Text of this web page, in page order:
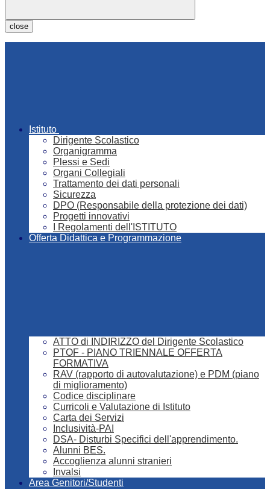
close
Istituto
Dirigente Scolastico
Organigramma
Plessi e Sedi
Organi Collegiali
Trattamento dei dati personali
Sicurezza
DPO (Responsabile della protezione dei dati)
Progetti innovativi
I Regolamenti dell'ISTITUTO
Offerta Didattica e Programmazione
ATTO di INDIRIZZO del Dirigente Scolastico
PTOF - PIANO TRIENNALE OFFERTA
FORMATIVA
RAV (rapporto di autovalutazione) e PDM (piano
di miglioramento)
Codice disciplinare
Curricoli e Valutazione di Istituto
Carta dei Servizi
Inclusività-PAI
DSA- Disturbi Specifici dell'apprendimento.
Alunni BES.
Accoglienza alunni stranieri
Invalsi
Area Genitori/Studenti